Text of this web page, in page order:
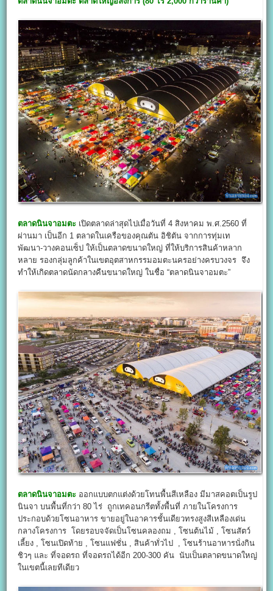
ตลาดนินจาอมตะ เปิดตลาดล่าสุดไปเมื่อวันที่ 4 สิงหาคม พ.ศ.2560 ที่
ผ่านมา เป็นอีก 1 ตลาดในเครือของคุณตัน อิชิตัน จากการทุ่มเท
พัฒนา-วางคอนเซ็ป ให้เป็นตลาดขนาดใหญ่ ที่ให้บริการสินค้าหลาก
หลาย รองกลุ่มลูกค้าในเขตอุตสาหกรรมอมตะนครอย่างครบวงจร จึง
ทำให้เกิดตลาดนัดกลางคืนขนาดใหญ่ ในชื่อ “ตลาดนินจาอมตะ”
ตลาดนินจาอมตะ ออกแบบตกแต่งด้วยโทนพื้นสีเหลือง มีมาสคอตเป็นรูป
นินจา บนพื้นที่กว่า 80 ไร่ ถูกเทคอนกรีตทั้งพื้นที่ ภายในโครงการ
ประกอบด้วยโซนอาหาร ขายอยู่ในอาคารชั้นเดียวทรงสูงสีเหลืองเด่น
กลางโครงการ โดยรอบจจัดเป็นโซนคลองถม , โซนต้นไม้ , โซนสัตว์
เลี้ยง , โซนเปิดท้าย , โซนแฟชั่น , สินค้าทั่วไป , โซนร้านอาหารนั่งกิน
ชิวๆ และ ที่จอดรถ ที่จอดรถได้อีก 200-300 คัน นับเป็นตลาดขนาดใหญ่
ในเขตนี้เลยทีเดียว